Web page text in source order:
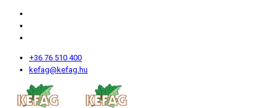
+36 76 510 400
kefag@kefag.hu